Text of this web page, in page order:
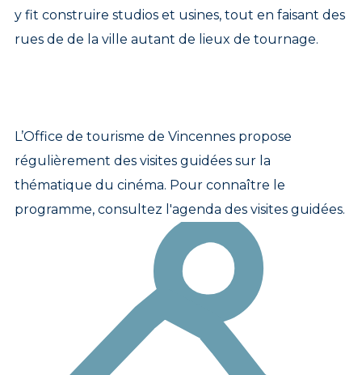
y fit construire studios et usines, tout en faisant des
rues de de la ville autant de lieux de tournage.
L’Office de tourisme de Vincennes propose
régulièrement des visites guidées sur la
thématique du cinéma. Pour connaître le
programme, consultez l'agenda des visites guidées.